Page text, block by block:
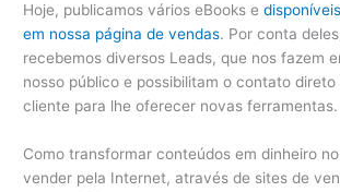
Hoje, publicamos vários eBooks e
em nossa página de vendas. Por conta
recebemos diversos Leads, que nos fazem
nosso público e possibilitam o contato direto
cliente para lhe oferecer novas ferramentas.
Como transformar conteúdos em dinheiro
vender pela Internet, através de sites de